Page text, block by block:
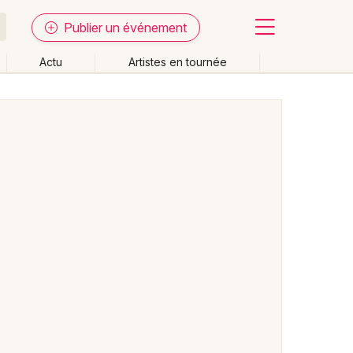
Publier un événement
Actu Artistes en tournée